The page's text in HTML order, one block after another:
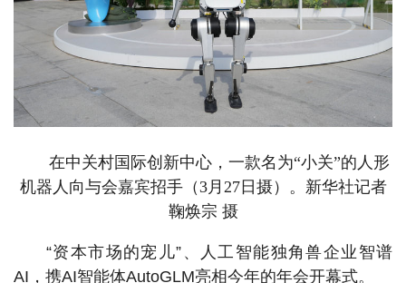
在中关村国际创新中心，一款名为“小关”的人形
机器人向与会嘉宾招手（3月27日摄）。新华社记者
鞠焕宗 摄
“资本市场的宠儿”、人工智能独角兽企业智谱
AI，携AI智能体AutoGLM亮相今年的年会开幕式。